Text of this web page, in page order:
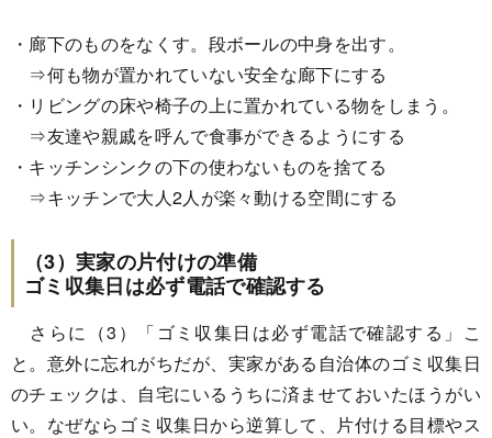
・廊下のものをなくす。段ボールの中身を出す。
⇒何も物が置かれていない安全な廊下にする
・リビングの床や椅子の上に置かれている物をしまう。
⇒友達や親戚を呼んで食事ができるようにする
・キッチンシンクの下の使わないものを捨てる
⇒キッチンで大人2人が楽々動ける空間にする
（3）実家の片付けの準備
ゴミ収集日は必ず電話で確認する
さらに（3）「ゴミ収集日は必ず電話で確認する」こ
と。意外に忘れがちだが、実家がある自治体のゴミ収集日
のチェックは、自宅にいるうちに済ませておいたほうがい
い。なぜならゴミ収集日から逆算して、片付ける目標やス